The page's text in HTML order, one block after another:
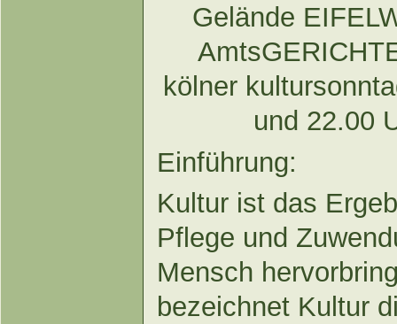
Gelände
kölner
und 22.00
Einführung:
Kultur ist das
Pflege und
Mensch
bezeichnet Kultur